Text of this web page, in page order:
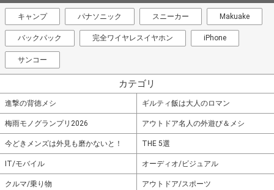
キャンプ パナソニック スニーカー Makuake
バックパック 完全ワイヤレスイヤホン iPhone
サンコー
カテゴリ
進撃の背徳メシ ギルティ飯は大人のロマン
梅雨モノグランプリ2026 アウトドア名人の外遊び＆メシ
今どきメンズは外見も磨かないと！ THE 5選
IT/モバイル オーディオ/ビジュアル
クルマ/乗り物 アウトドア/スポーツ